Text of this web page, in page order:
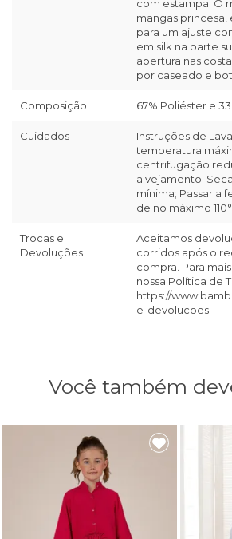
com estampa. O
mangas princesa,
para um ajuste
em silk na parte
abertura nas
por caseado e
Composição 67% Poliéster e
Cuidados
Instruções de
temperatura
centrifugação
alvejamento;
mínima; Passar a
de no máximo
Trocas e
Devoluções
Aceitamos
corridos após o
compra. Para
nossa Política de
https://
e-devolucoes
Você também